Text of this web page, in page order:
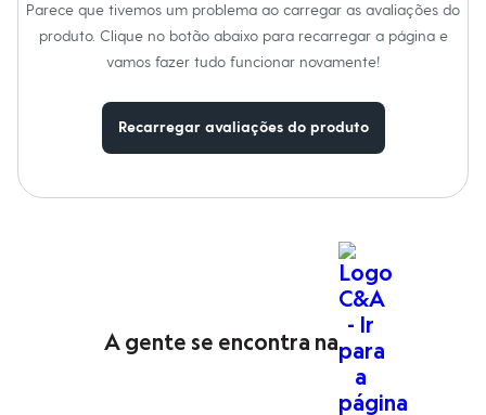
Em alta
Dia dos Pais
Camisetas e Regatas
Casacos e Jaquetas
Parece que tivemos um problema ao carregar as avaliações do
produto. Clique no botão abaixo para recarregar a página e
vamos fazer tudo funcionar novamente!
Recarregar avaliações do produto
A gente se encontra na